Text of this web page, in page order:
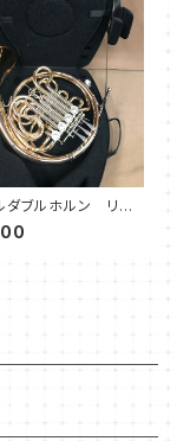
ルダブルホルン リド